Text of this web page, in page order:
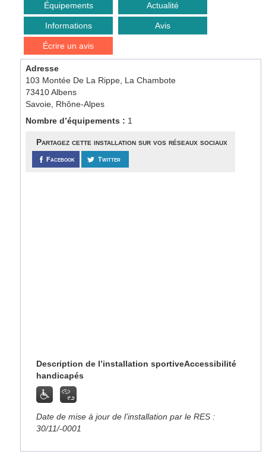
Équipements Actualité
Informations Avis
Écrire un avis
Adresse
103 Montée De La Rippe, La Chambote
73410 Albens
Savoie, Rhône-Alpes
Nombre d’équipements : 1
Partagez cette installation sur vos réseaux sociaux
Facebook Twitter
Description de l’installation sportiveAccessibilité
handicapés
Date de mise à jour de l’installation par le RES :
30/11/-0001